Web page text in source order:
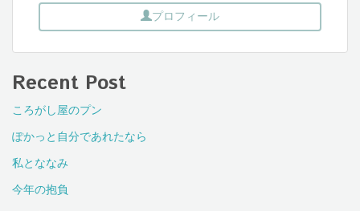
プロフィール
Recent Post
ころがし屋のプン
ぽかっと自分であれたなら
私とななみ
今年の抱負